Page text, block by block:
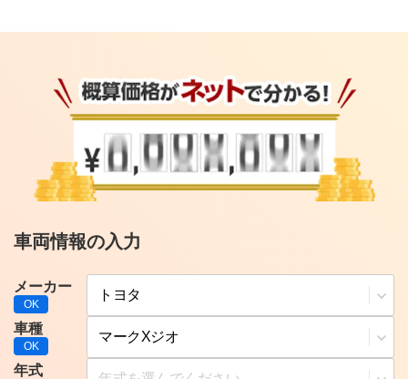
車両情報の入力
メーカー
車種
年式